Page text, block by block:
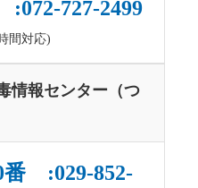
727-2499
間対応)
情報センター（つ
番 :029-852-